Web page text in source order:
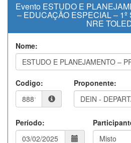
Evento ESTUDO E
– EDUCAÇÃO ESPECIAL –
NRE
Nome:
Codigo: Proponente:
Período: